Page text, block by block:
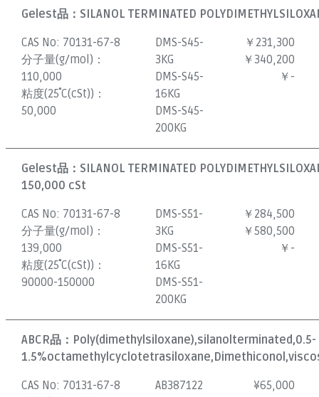
Gelest品： SILANOL TERMINATED
CAS No: 70131-67-8
分子量(g/mol)：
110,000
粘度(25˚C(cSt))：
50,000
DMS-S45-
3KG
DMS-S45-
16KG
DMS-S45-
200KG
￥231,300
￥340,200
￥-
Gelest品： SILANOL TERMINATED
150,000 cSt
CAS No: 70131-67-8
分子量(g/mol)：
139,000
粘度(25˚C(cSt))：
90000-150000
DMS-S51-
3KG
DMS-S51-
16KG
DMS-S51-
200KG
￥284,500
￥580,500
￥-
ABCR品： Poly(dimethylsiloxane),silanolterminated,0.5-
CAS No: 70131-67-8
AB387122 ¥65,000